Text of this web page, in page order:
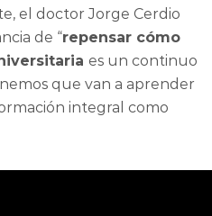
el doctor Jorge Cerdio
de “repensar cómo
es un continuo
que van a aprender
integral como